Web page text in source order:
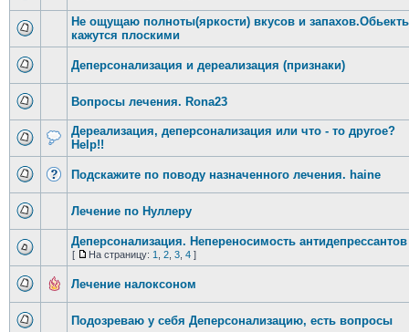
Не ощущаю полноты(яркости) вкусов и
кажутся плоскими
Деперсонализация и дереализация (признаки)
Вопросы лечения. Rona23
Дереализация, деперсонализация или что - то другое?
Help!!
Подскажите по поводу назначенного лечения. haine
Лечение по Нуллеру
Деперсонализация. Непереносимость антидепрессантов
[ На страницу: 1 2, 3, 4]
Лечение налоксоном
Подозреваю у себя Деперсонализацию, есть вопросы